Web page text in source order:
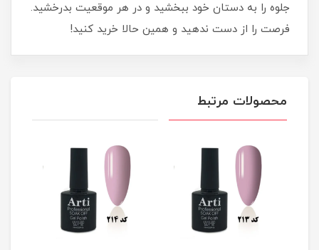
جلوه را به دستان خود ببخشید و در هر موقعیت بدرخشید.
فرصت را از دست ندهید و همین حالا خرید کنید!
محصولات مرتبط